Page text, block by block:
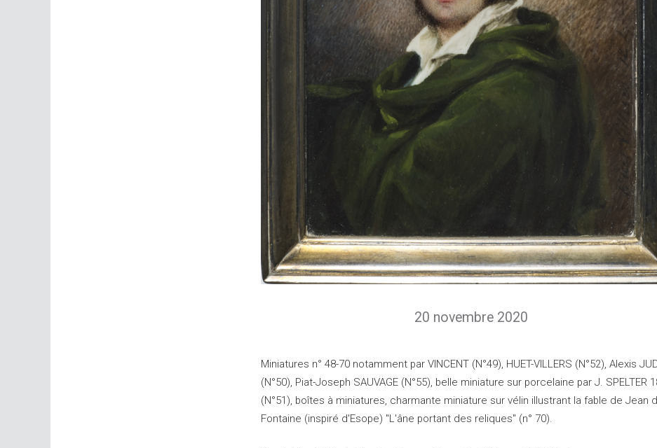
20 novembre 2020
Miniatures n° 48-70 notamment par VINCENT (N°49), HUET-VILLERS (N°52), Alexis
(N°50), Piat-Joseph SAUVAGE (N°55), belle miniature sur porcelaine par J. SPELTER
(N°51), boîtes à miniatures, charmante miniature sur vélin illustrant la fable de Jean
Fontaine (inspiré d'Esope) "L'âne portant des reliques" (n° 70).